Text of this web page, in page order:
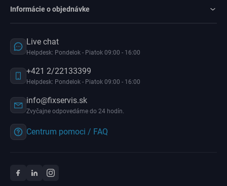
Informácie o objednávke
Live chat
Helpdesk: Pondelok - Piatok 09:00 - 16:00
+421 2/22133399
Helpdesk: Pondelok - Piatok 09:00 - 16:00
info@fixservis.sk
Zvyčajne odpovedáme do 24 hodín.
Centrum pomoci / FAQ